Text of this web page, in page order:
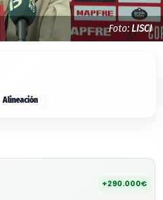
Foto:LISCI
Alineación
+290.000€